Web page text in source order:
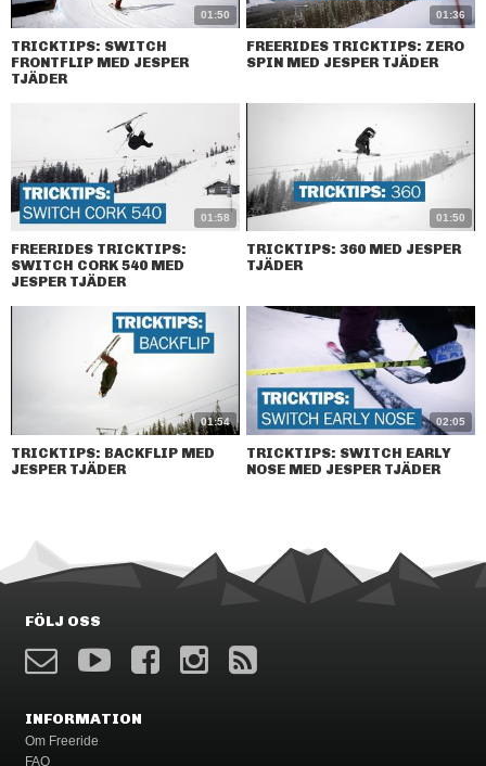
01:50
TRICKTIPS: SWITCH
FRONTFLIP MED JESPER
TJÄDER
01:36
FREERIDES TRICKTIPS: ZERO
SPIN MED JESPER TJÄDER
01:58
FREERIDES TRICKTIPS:
SWITCH CORK 540 MED
JESPER TJÄDER
01:50
TRICKTIPS: 360 MED JESPER
TJÄDER
01:54
TRICKTIPS: BACKFLIP MED
JESPER TJÄDER
02:05
TRICKTIPS: SWITCH EARLY
NOSE MED JESPER TJÄDER
FÖLJ OSS
INFORMATION
Om Freeride
FAQ